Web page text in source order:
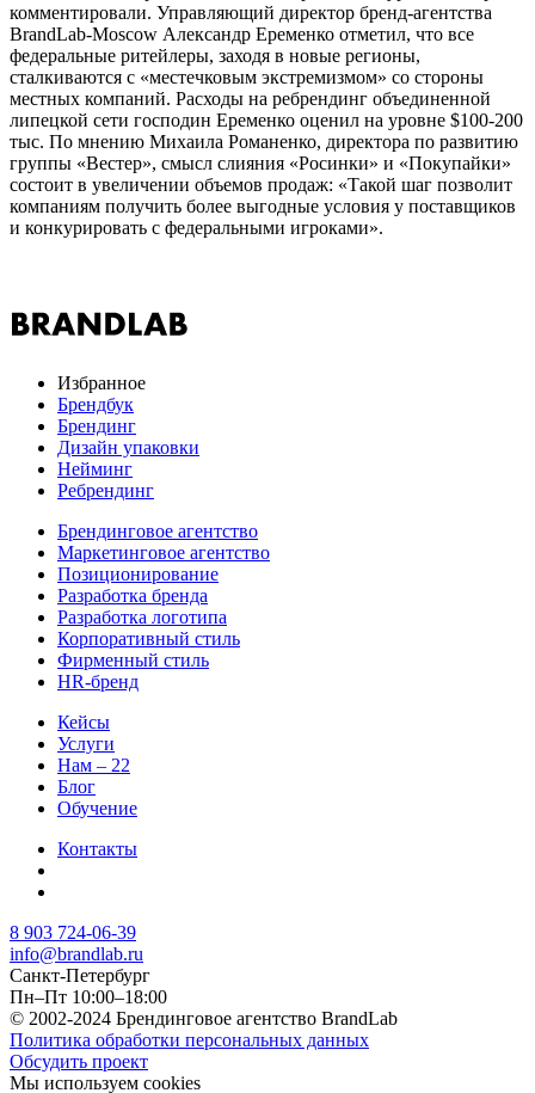
комментировали. Управляющий директор бренд-агентства
BrandLab-Moscow Александр Еременко отметил, что все
федеральные ритейлеры, заходя в новые регионы,
сталкиваются с «местечковым экстремизмом» со стороны
местных компаний. Расходы на ребрендинг объединенной
липецкой сети господин Еременко оценил на уровне $100-200
тыс. По мнению Михаила Романенко, директора по развитию
группы «Вестер», смысл слияния «Росинки» и «Покупайки»
состоит в увеличении объемов продаж: «Такой шаг позволит
компаниям получить более выгодные условия у поставщиков
и конкурировать с федеральными игроками».
Избранное
Брендбук
Брендинг
Дизайн упаковки
Нейминг
Ребрендинг
Брендинговое агентство
Маркетинговое агентство
Позиционирование
Разработка бренда
Разработка логотипа
Корпоративный стиль
Фирменный стиль
HR-бренд
Кейсы
Услуги
Нам – 22
Блог
Обучение
Контакты
8 903 724-06-39
info@brandlab.ru
Санкт-Петербург
Пн–Пт 10:00–18:00
© 2002-2024 Брендинговое агентство BrandLab
Политика обработки персональных данных
Обсудить проект
Мы используем cookies